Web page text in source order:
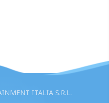
ITALIA S.R.L.